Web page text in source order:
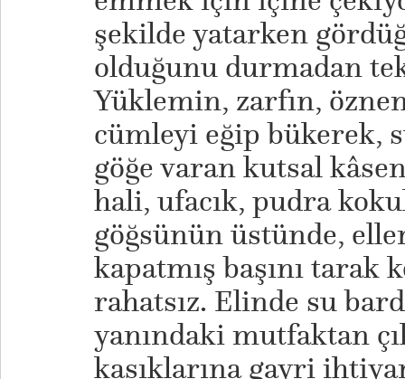
şekilde yatarken
olduğunu durmadan
Yüklemin, zarfın,
cümleyi eğip bükerek,
göğe varan kutsal
hali, ufacık, pudra
göğsünün üstünde,
kapatmış başını tarak
rahatsız. Elinde su
yanındaki mutfaktan
kasıklarına gayri